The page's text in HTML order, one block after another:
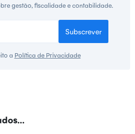
gestão, fiscalidade e contabilidade.
Subscrever
a Política de Privacidade